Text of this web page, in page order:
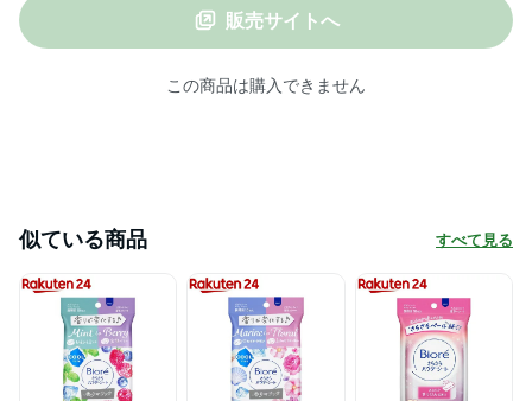
販売サイトへ
この商品は購入できません
似ている商品 すべて見る